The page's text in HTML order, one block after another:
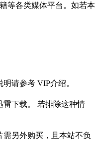
等各类媒体平台。如若本
请参考 VIP介绍。
雷下载。 若排除这种情
另外购买，且本站不负